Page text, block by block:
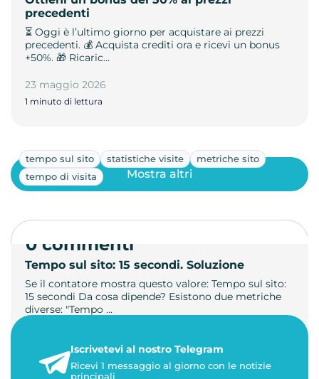
precedenti
⏳ Oggi è l’ultimo giorno per acquistare ai prezzi
precedenti. 💰 Acquista crediti ora e ricevi un bonus
+50%. 🎁 Ricaric…
23 maggio 2026
1 minuto di lettura
tempo sul sito statistiche visite
metriche sito
tempo di visita
Tempo sul sito: 15 secondi. Soluzione
Se il contatore mostra questo valore: Tempo sul sito:
15 secondi Da cosa dipende? Esistono due metriche
diverse: "Tempo …
3 minuti di lettura
Mostra altri
0 commenti
Iscrivetevi al nostro Telegram
Ricevi 1 messaggio al giorno con le notizie
principali